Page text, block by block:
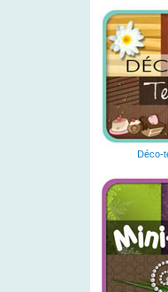
Déco-